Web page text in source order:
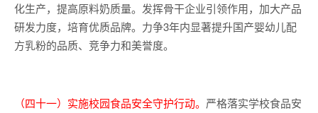
化生产，提高原料奶质量。发挥骨干企业引领作用，加大产品
研发力度，培育优质品牌。力争3年内显著提升国产婴幼儿配
方乳粉的品质、竞争力和美誉度。
（四十一）实施校园食品安全守护行动。 严格落实学校食品安